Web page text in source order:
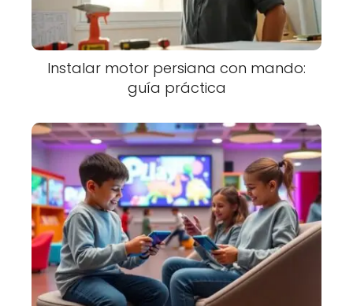
Instalar motor persiana con mando:
guía práctica